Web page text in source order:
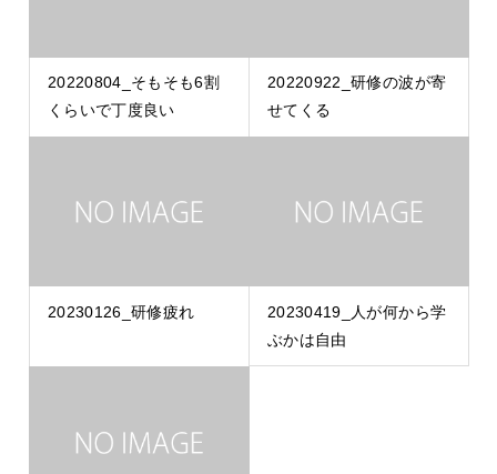
20220804_そもそも6割
くらいで丁度良い
20220922_研修の波が寄
せてくる
20230126_研修疲れ
20230419_人が何から学
ぶかは自由